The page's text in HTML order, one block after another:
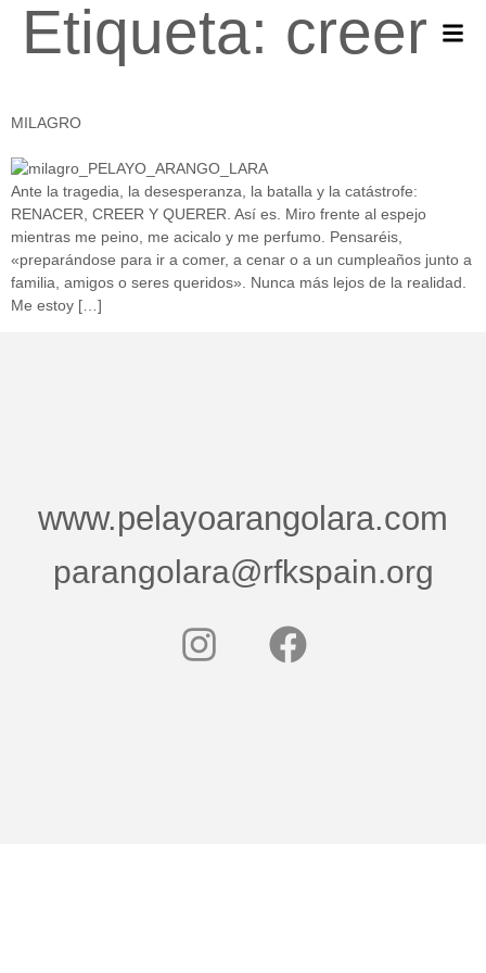
Etiqueta: creer
MILAGRO
Ante la tragedia, la desesperanza, la batalla y la catástrofe:
RENACER, CREER Y QUERER. Así es. Miro frente al espejo
mientras me peino, me acicalo y me perfumo. Pensaréis,
«preparándose para ir a comer, a cenar o a un cumpleaños junto a
familia, amigos o seres queridos». Nunca más lejos de la realidad.
Me estoy […]
www.pelayoarangolara.com
parangolara@rfkspain.org